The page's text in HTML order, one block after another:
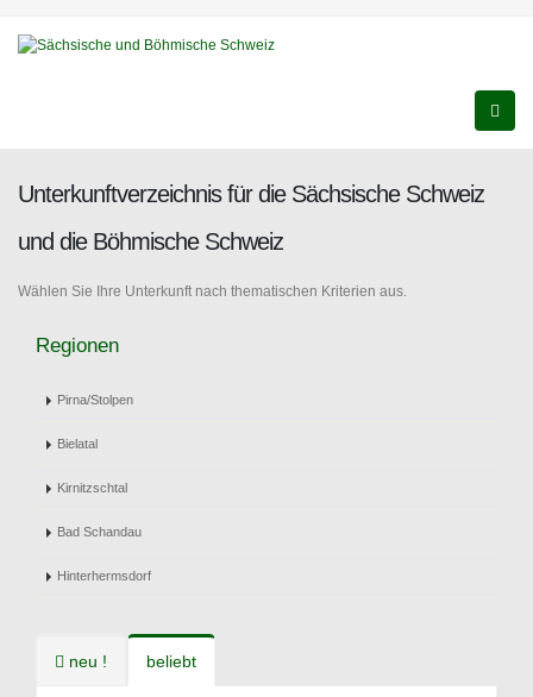
Unterkunftverzeichnis für die Sächsische Schweiz
und die Böhmische Schweiz
Wählen Sie Ihre Unterkunft nach thematischen Kriterien aus.
Regionen
Pirna/Stolpen
Bielatal
Kirnitzschtal
Bad Schandau
Hinterhermsdorf
neu ! beliebt